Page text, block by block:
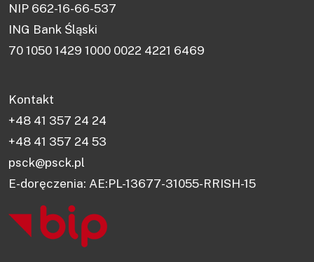
NIP 662-16-66-537
ING Bank Śląski
70 1050 1429 1000 0022 4221 6469
Kontakt
+48 41 357 24 24
+48 41 357 24 53
psck@psck.pl
E-doręczenia: AE:PL-13677-31055-RRISH-15